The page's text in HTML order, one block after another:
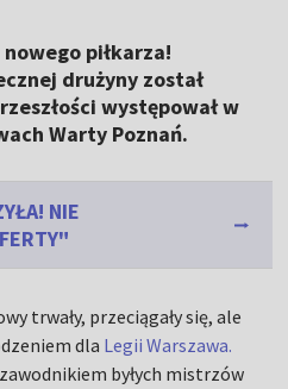
piłkarza!
drużyny został
występował w
Warty Poznań.
NIE
trwały, przeciągały się, ale
dla Legii Warszawa.
byłych mistrzów